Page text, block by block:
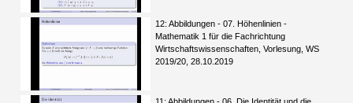
12: Abbildungen - 07. Höhenlinien -
Mathematik 1 für die Fachrichtung
Wirtschaftswissenschaften, Vorlesung, WS
2019/20, 28.10.2019
11: Abbildungen - 06. Die Identität und die